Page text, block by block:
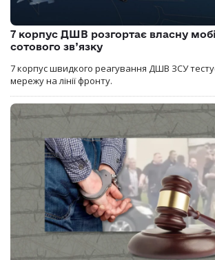
7 корпус ДШВ розгортає власну
сотового зв’язку
7 корпус швидкого реагування ДШВ ЗСУ
мережу на лінії фронту.